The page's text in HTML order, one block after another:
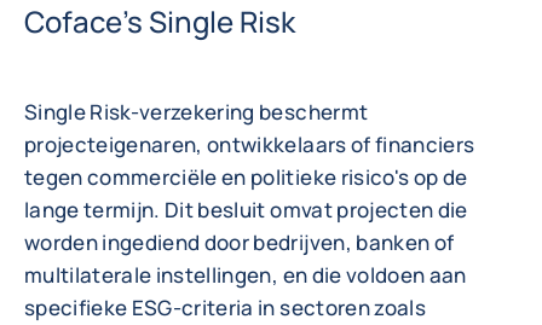
Coface’s Single Risk
Single Risk-verzekering beschermt
projecteigenaren, ontwikkelaars of financiers
tegen commerciële en politieke risico's op de
lange termijn. Dit besluit omvat projecten die
worden ingediend door bedrijven, banken of
multilaterale instellingen, en die voldoen aan
specifieke ESG-criteria in sectoren zoals